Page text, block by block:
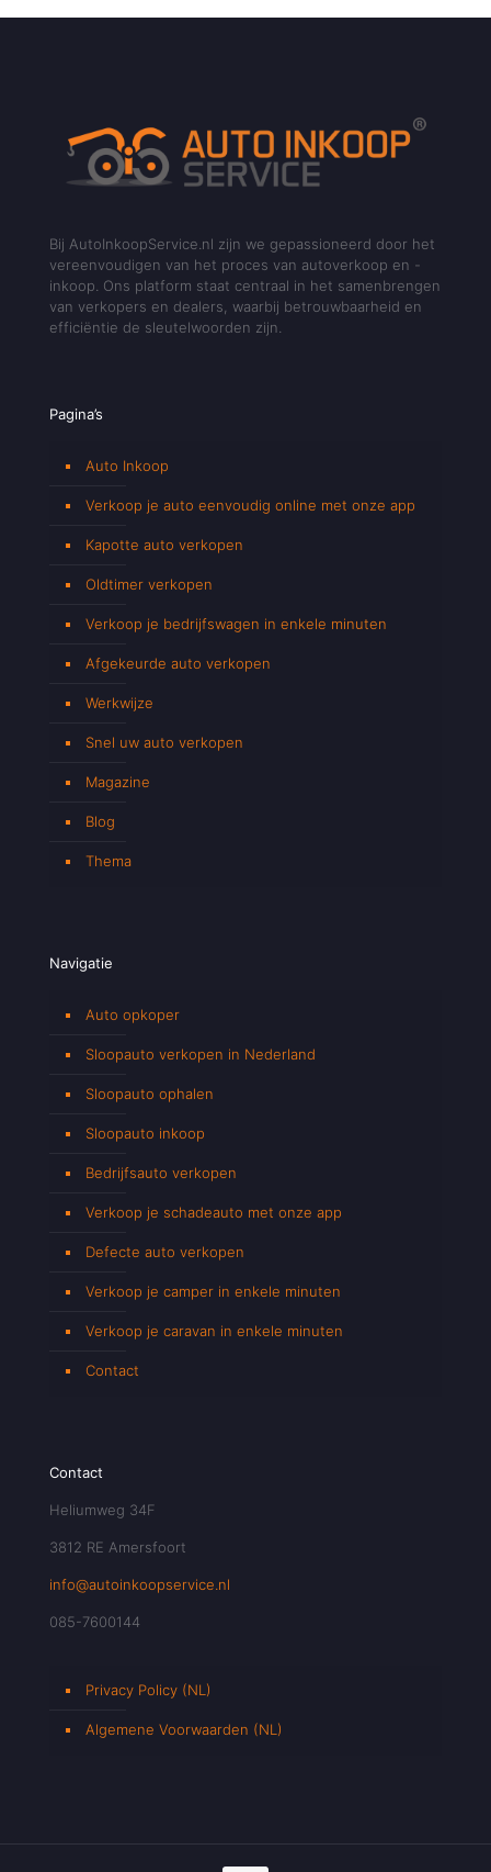
Bij AutoInkoopService.nl zijn we gepassioneerd door het
vereenvoudigen van het proces van autoverkoop en -
inkoop. Ons platform staat centraal in het samenbrengen
van verkopers en dealers, waarbij betrouwbaarheid en
efficiëntie de sleutelwoorden zijn.
Pagina’s
Auto Inkoop
Verkoop je auto eenvoudig online met onze app
Kapotte auto verkopen
Oldtimer verkopen
Verkoop je bedrijfswagen in enkele minuten
Afgekeurde auto verkopen
Werkwijze
Snel uw auto verkopen
Magazine
Blog
Thema
Navigatie
Auto opkoper
Sloopauto verkopen in Nederland
Sloopauto ophalen
Sloopauto inkoop
Bedrijfsauto verkopen
Verkoop je schadeauto met onze app
Defecte auto verkopen
Verkoop je camper in enkele minuten
Verkoop je caravan in enkele minuten
Contact
Contact
Heliumweg 34F
3812 RE Amersfoort
info@autoinkoopservice.nl
085-7600144
Privacy Policy (NL)
Algemene Voorwaarden (NL)